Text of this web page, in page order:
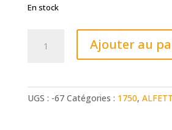
En stock
Ajouter au
UGS : -67 Catégories : 1750,